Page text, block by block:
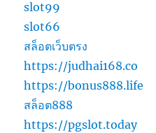
slot99
slot66
สล็อตเว็บตรง
https://judhai168.co
https://bonus888.life
สล็อต888
https://pgslot.today